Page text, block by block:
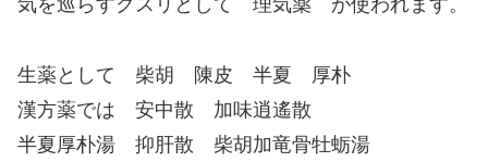
気を巡らすクスリとして 理気薬 が使われます。
生薬として 柴胡 陳皮 半夏 厚朴
漢方薬では 安中散 加味逍遙散
半夏厚朴湯 抑肝散 柴胡加竜骨牡蛎湯